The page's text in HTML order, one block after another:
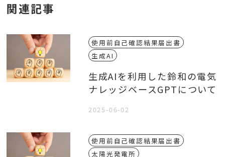
関連記事
使用前自己確認結果届出書
生成AI
生成AIを利用した鈴和の電気
ナレッジベースGPTについて
2025-06-02
使用前自己確認結果届出書
太陽光発電所